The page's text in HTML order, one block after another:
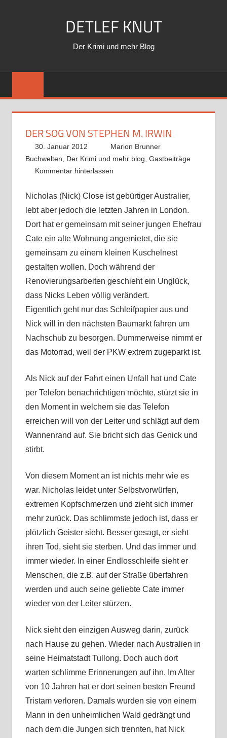
DETLEF KNUT
Der Krimi und mehr Blog
DER SOG VON STEPHEN M. IRWIN
30. Januar 2012
Marion Brunner
Buchwelten
Der Krimi und mehr blog Gastbeiträge
Kommentar hinterlassen
Nicholas (Nick) Close ist gebürtiger Australier,
lebt aber jedoch die letzten Jahren in London.
Dort hat er gemeinsam mit seiner jungen Ehefrau
Cate ein alte Wohnung angemietet, die sie
gemeinsam zu einem kleinen Kuschelnest
gestalten wollen. Doch während der
Renovierungsarbeiten geschieht ein Unglück,
dass Nicks Leben völlig verändert.
Eigentlich geht nur das Schleifpapier aus und
Nick will in den nächsten Baumarkt fahren um
Nachschub zu besorgen. Dummerweise nimmt er
das Motorrad, weil der PKW extrem zugeparkt ist.
Als Nick auf der Fahrt einen Unfall hat und Cate
per Telefon benachrichtigen möchte, stürzt sie in
den Moment in welchem sie das Telefon
erreichen will von der Leiter und schlägt auf dem
Wannenrand auf. Sie bricht sich das Genick und
stirbt.
Von diesem Moment an ist nichts mehr wie es
war. Nicholas leidet unter Selbstvorwürfen,
extremen Kopfschmerzen und zieht sich immer
mehr zurück. Das schlimmste jedoch ist, dass er
plötzlich Geister sieht. Besser gesagt, er sieht
ihren Tod, sieht sie sterben. Und das immer und
immer wieder. In einer Endlosschleife sieht er
Menschen, die z.B. auf der Straße überfahren
werden und auch seine geliebte Cate immer
wieder von der Leiter stürzen.
Nick sieht den einzigen Ausweg darin, zurück
nach Hause zu gehen. Wieder nach Australien in
seine Heimatstadt Tullong. Doch auch dort
warten schlimme Erinnerungen auf ihn. Im Alter
von 10 Jahren hat er dort seinen besten Freund
Tristam verloren. Damals wurden sie von einem
Mann in den unheimlichen Wald gedrängt und
nach dem die Jungen sich trennten, hat Nick